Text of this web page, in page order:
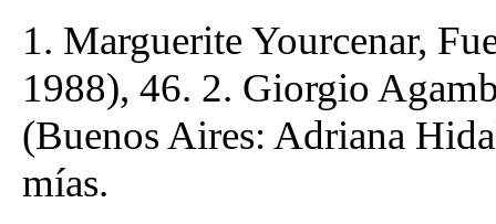
1. Marguerite Yourcenar,
1988), 46. 2. Giorgio
(Buenos Aires: Adriana
mías.